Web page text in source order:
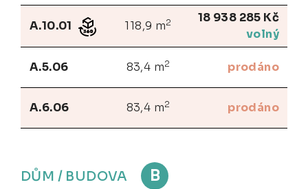
A.10.01 118,9 m2
18 938 285 Kč
volný
A.5.06 83,4 m2 prodáno
A.6.06 83,4 m2 prodáno
DŮM / BUDOVA B